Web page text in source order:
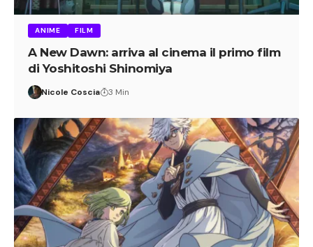
ANIME FILM
A New Dawn: arriva al cinema il primo film
di Yoshitoshi Shinomiya
Nicole Coscia 3 Min